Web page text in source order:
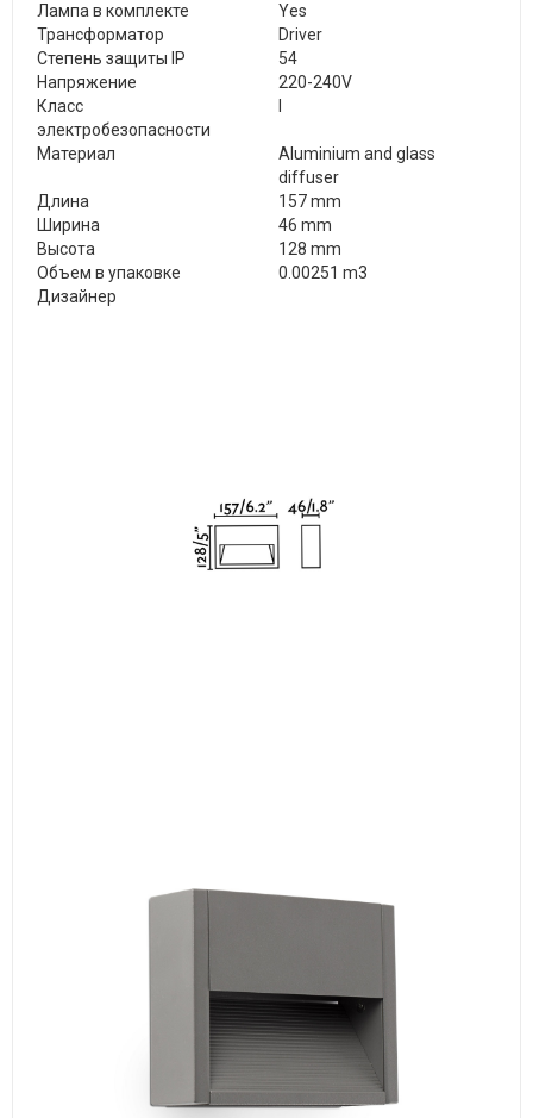
Лампа в комплекте
Yes
Трансформатор
Driver
Степень защиты IP
54
Напряжение
220-240V
Класс
электробезопасности
Материал
Aluminium and glass
diffuser
Длина
157 mm
Ширина
46 mm
Высота
128 mm
Объем в упаковке
0.00251 m3
Дизайнер